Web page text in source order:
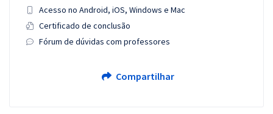
Acesso no Android, iOS, Windows e Mac
Certificado de conclusão
Fórum de dúvidas com professores
Compartilhar